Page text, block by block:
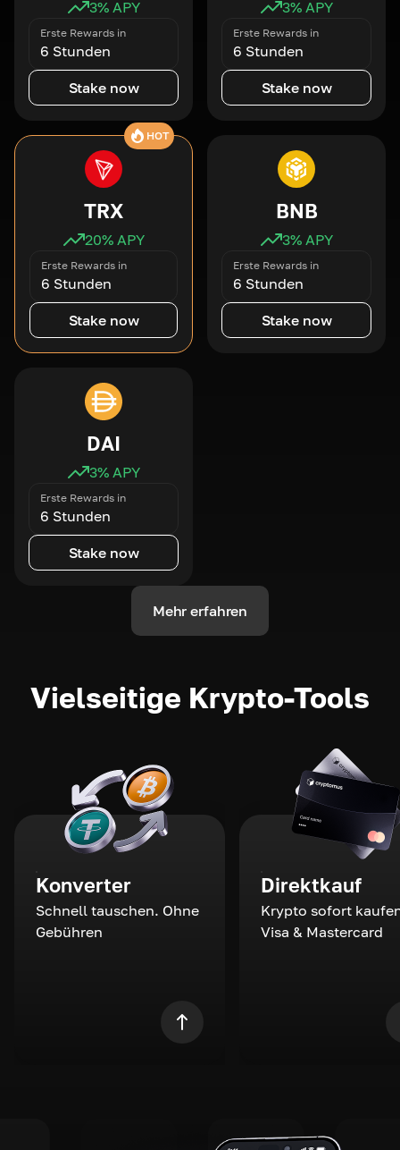
3% APY
Erste Rewards in
6 Stunden
Stake now
3% APY
Erste Rewards in
6 Stunden
Stake now
HOT
TRX
20% APY
Erste Rewards in
6 Stunden
Stake now
BNB
3% APY
Erste Rewards in
6 Stunden
Stake now
DAI
3% APY
Erste Rewards in
6 Stunden
Stake now
Mehr erfahren
Vielseitige Krypto-Tools
Konverter
Schnell tauschen. Ohne
Gebühren
Direktkauf
Krypto sofort
Visa & Mastercard